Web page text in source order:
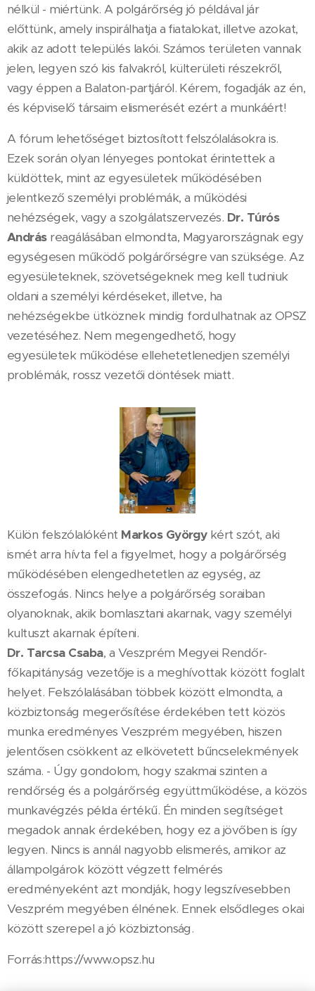
nélkül - miértünk. A polgárőrség jó példával jár
előttünk, amely inspirálhatja a fiatalokat, illetve azokat,
akik az adott település lakói. Számos területen vannak
jelen, legyen szó kis falvakról, külterületi részekről,
vagy éppen a Balaton-partjáról. Kérem, fogadják az én,
és képviselő társaim elismerését ezért a munkáért!
A fórum lehetőséget biztosított felszólalásokra is.
Ezek során olyan lényeges pontokat érintettek a
küldöttek, mint az egyesületek működésében
jelentkező személyi problémák, a működési
nehézségek, vagy a szolgálatszervezés. Dr. Túrós
Andrásreagálásában elmondta, Magyarországnak egy
egységesen működő polgárőrségre van szüksége. Az
egyesületeknek, szövetségeknek meg kell tudniuk
oldani a személyi kérdéseket, illetve, ha
nehézségekbe ütköznek mindig fordulhatnak az OPSZ
vezetéséhez. Nem megengedhető, hogy
egyesületek működése ellehetetlenedjen személyi
problémák, rossz vezetői döntések miatt.
Külön felszólalóként Markos Györgykért szót, aki
ismét arra hívta fel a figyelmet, hogy a polgárőrség
működésében elengedhetetlen az egység, az
összefogás. Nincs helye a polgárőrség soraiban
olyanoknak, akik bomlasztani akarnak, vagy személyi
kultuszt akarnak építeni.
Dr. Tarcsa Csaba, a Veszprém Megyei Rendőr-
főkapitányság vezetője is a meghívottak között foglalt
helyet. Felszólalásában többek között elmondta, a
közbiztonság megerősítése érdekében tett közös
munka eredményes Veszprém megyében, hiszen
jelentősen csökkent az elkövetett bűncselekmények
száma. - Úgy gondolom, hogy szakmai szinten a
rendőrség és a polgárőrség együttműködése, a közös
munkavégzés példa értékű. Én minden segítséget
megadok annak érdekében, hogy ez a jövőben is így
legyen. Nincs is annál nagyobb elismerés, amikor az
állampolgárok között végzett felmérés
eredményeként azt mondják, hogy legszívesebben
Veszprém megyében élnének. Ennek elsődleges okai
között szerepel a jó közbiztonság.
Forrás:https://www.opsz.hu